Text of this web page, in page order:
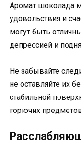
Аромат шоколада
удовольствия и
могут быть
депрессией и
Не забывайте
не оставляйте их
стабильной
горючих